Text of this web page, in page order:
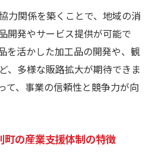
力関係を築くことで、地域の消
開発やサービス提供が可能で
を活かした加工品の開発や、観
、多様な販路拡大が期待できま
て、事業の信頼性と競争力が向
の産業支援体制の特徴